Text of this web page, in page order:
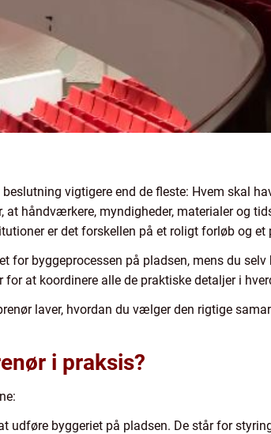
vigtigere end de fleste: Hvem skal
at håndværkere, myndigheder, materialer og
er det forskellen på et roligt forløb og
for byggeprocessen på pladsen, mens du
at koordinere alle de praktiske detaljer i
laver, hvordan du vælger den rigtige
i praksis?
udføre byggeriet på pladsen. De står for